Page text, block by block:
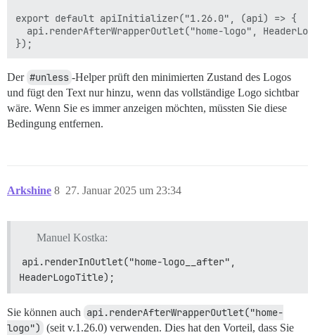
export default apiInitializer("1.26.0", (api) => {
api.renderAfterWrapperOutlet("home-logo",
Der #unless -Helper prüft den minimierten Zustand des Logos
und fügt den Text nur hinzu, wenn das vollständige Logo sichtbar
wäre. Wenn Sie es immer anzeigen möchten, müssten Sie diese
Bedingung entfernen.
Arkshine 27. Januar 2025 um 23:34
8
Manuel Kostka:
api.renderInOutlet("home-logo__after",
HeaderLogoTitle);
Sie können auch api.renderAfterWrapperOutlet("home-
logo") (seit v.1.26.0) verwenden. Dies hat den Vorteil, dass Sie